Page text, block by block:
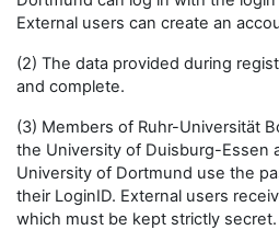
External users can create an
(2) The data provided during
and complete.
(3) Members of Ruhr-Universität
the University of Duisburg-Essen
University of Dortmund use the
their LoginID. External users
which must be kept strictly